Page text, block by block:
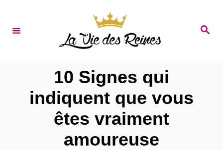
S
10 Signes qui
indiquent que vous
êtes vraiment
amoureuse